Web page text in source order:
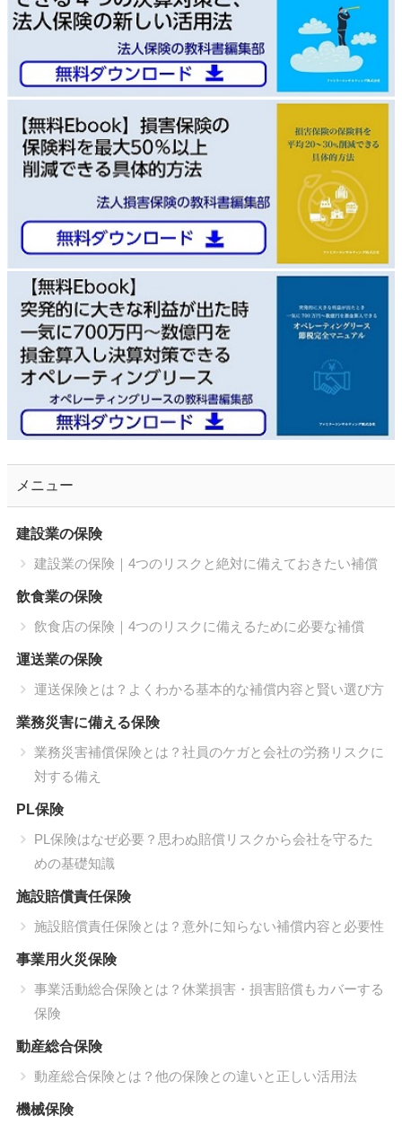
メニュー
建設業の保険
建設業の保険｜4つのリスクと絶対に備えておきたい補償
飲食業の保険
飲食店の保険｜4つのリスクに備えるために必要な補償
運送業の保険
運送保険とは？よくわかる基本的な補償内容と賢い選び方
業務災害に備える保険
業務災害補償保険とは？社員のケガと会社の労務リスクに
対する備え
PL保険
PL保険はなぜ必要？思わぬ賠償リスクから会社を守るた
めの基礎知識
施設賠償責任保険
施設賠償責任保険とは？意外に知らない補償内容と必要性
事業用火災保険
事業活動総合保険とは？休業損害・損害賠償もカバーする
保険
動産総合保険
動産総合保険とは？他の保険との違いと正しい活用法
機械保険
予約フォームから